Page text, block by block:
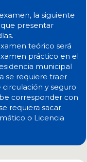
la siguiente
presentar
teórico será
práctico en el
municipal
se requiere traer
y seguro
corresponder con
requiera sacar.
o Licencia